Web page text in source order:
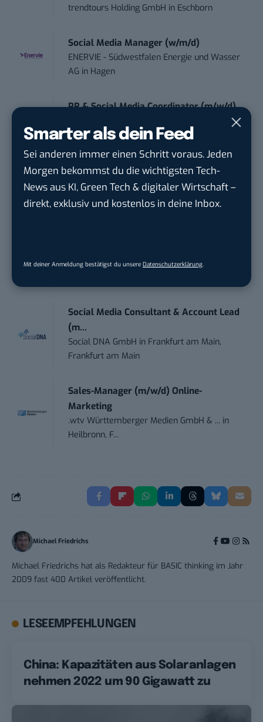
Smarter als dein Feed
Sei anderen immer einen Schritt voraus. Jeden
Morgen bekommst du die wichtigsten Tech-
News aus KI, Green Tech & digitaler Wirtschaft –
direkt, exklusiv und kostenlos in deine Inbox.
Mit deiner Anmeldung bestätigst du unsere Datenschutzerklärung.
trendtours Holding GmbH in Eschborn
Social Media Manager (w/m/d)
ENERVIE - Südwestfalen Energie und Wasser
AG in Hagen
PR & Social Media Coordinator (m/w/d)
Wusterhausen
Performance Marketing Manager
Schwerpunkt Pai...
EDEKA Südwest Stiftung & Co. KGin
Tropical Island Holding GmbHin
Social Media Consultant & Account Lead
(m...
Social DNA GmbH in Frankfurt am Main,
Frankfurt am Main
Sales-Manager (m/w/d) Online-
Marketing
.wtv Württemberger Medien GmbH & ... in
Heilbronn, F...
Michael Friedrichs
Michael Friedrichs hat als Redakteur für BASIC thinking im Jahr
2009 fast 400 Artikel veröffentlicht.
LESEEMPFEHLUNGEN
China: Kapazitäten aus Solaranlagen
nehmen 2022 um 90 Gigawatt zu